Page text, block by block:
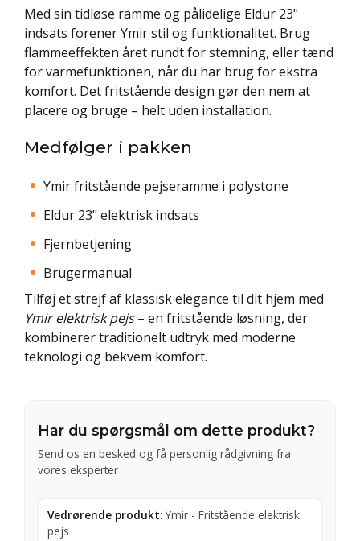
Med sin tidløse ramme og pålidelige Eldur 23"
indsats forener Ymir stil og funktionalitet. Brug
flammeeffekten året rundt for stemning, eller tænd
for varmefunktionen, når du har brug for ekstra
komfort. Det fritstående design gør den nem at
placere og bruge – helt uden installation.
Medfølger i pakken
Ymir fritstående pejseramme i polystone
Eldur 23" elektrisk indsats
Fjernbetjening
Brugermanual
Tilføj et strejf af klassisk elegance til dit hjem med
Ymir elektrisk pejs– en fritstående løsning, der
kombinerer traditionelt udtryk med moderne
teknologi og bekvem komfort.
Har du spørgsmål om dette produkt?
Send os en besked og få personlig rådgivning fra
vores eksperter
Vedrørende produkt: Ymir - Fritstående elektrisk
pejs